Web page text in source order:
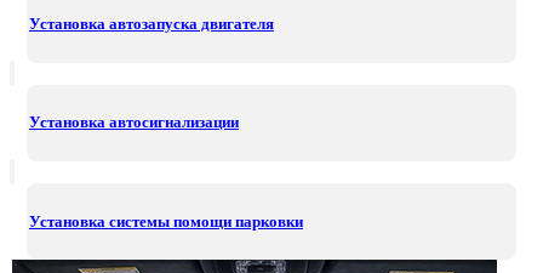
Установка автозапуска двигателя
Установка автосигнализации
Установка системы помощи парковки